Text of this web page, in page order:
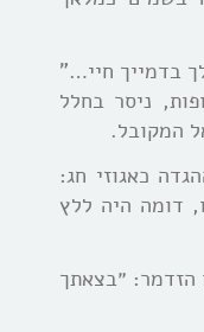
בדמייך חיי…”
ניסר בחלל
המקובל.
כאגוזי חג:
דומה היה ללץ
הזדמר: ״בצאתך